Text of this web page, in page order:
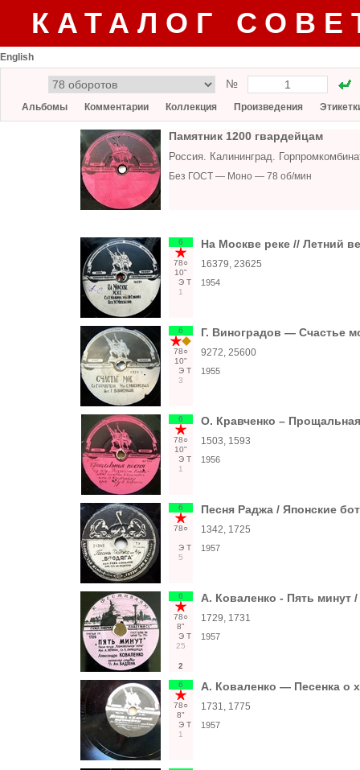
КАТАЛОГ
English
№
Альбомы Комментарии Коллекция Произведения
Памятник 1200 гвардейцам
Россия. Калининград.
Без ГОСТ — Моно — 78 об/мин
6
78○
10"
Э Т
1
На Москве реке // Летний
16379, 23625
1954
6
78○
10"
Э Т
3
Г. Виноградов — Счастье
9272, 25600
1955
6
78○
10"
Э Т
1
О. Кравченко ‎–
1503, 1593
1956
6
78○
Э Т
5
Песня Раджа / Японские
1342, 1725
1957
6
78○
8"
Э Т
25
2
А. Коваленко - Пять минут
1729, 1731
1957
6
78○
8"
Э Т
1
А. Коваленко — Песенка о
1731, 1775
1957